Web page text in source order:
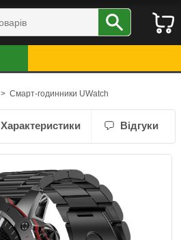
> Смарт-годинники UWatch
Характеристики Відгуки